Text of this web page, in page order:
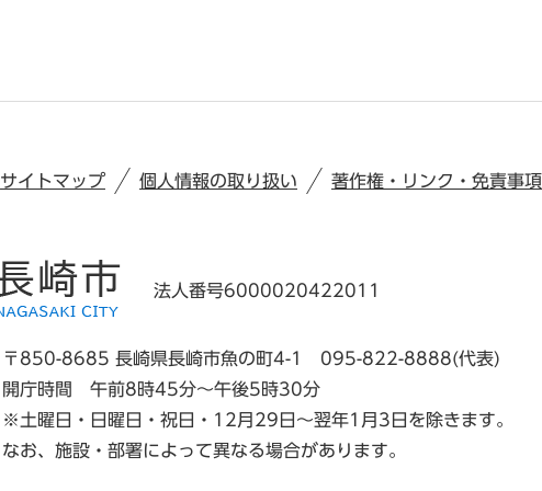
サイトマップ 個人情報の取り扱い 著作権・リンク・免責事項
法人番号6000020422011
〒850-8685 長崎県長崎市魚の町4-1
095-822-8888(代表)
開庁時間 午前8時45分～午後5時30分
※土曜日・日曜日・祝日・12月29日～翌年1月3日を除きます。
なお、施設・部署によって異なる場合があります。